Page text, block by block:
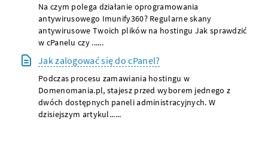
Na czym polega działanie oprogramowania
antywirusowego Imunify360? Regularne skany
antywirusowe Twoich plików na hostingu Jak sprawdzić
w cPanelu czy ......
Jak zalogować się do cPanel?
Podczas procesu zamawiania hostingu w
Domenomania.pl, stajesz przed wyborem jednego z
dwóch dostępnych paneli administracyjnych. W
dzisiejszym artykul......